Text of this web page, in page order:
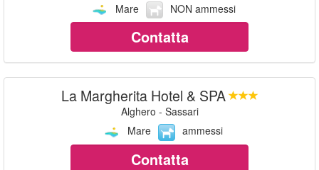
Mare
NON ammessi
Contatta
La Margherita Hotel & SPA
Alghero - Sassari
Mare
ammessi
Contatta